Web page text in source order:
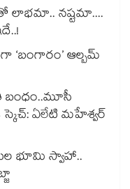
లాభమా.. నష్టమా....
‘బంగారం’ ఆల్బమ్
బంధం..మూసీ
స్కెచ్: ఏలేటి మహేశ్వర్
భూమి స్వాహా..